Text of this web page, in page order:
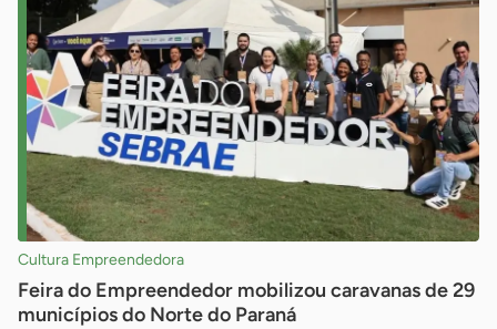
Cultura Empreendedora
Feira do Empreendedor mobilizou caravanas de 29
municípios do Norte do Paraná